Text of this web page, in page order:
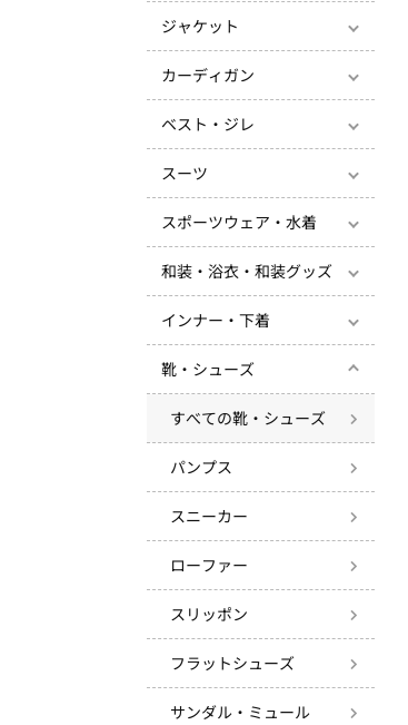
ジャケット
カーディガン
ベスト・ジレ
スーツ
スポーツウェア・水着
和装・浴衣・和装グッズ
インナー・下着
靴・シューズ
すべての靴・シューズ
パンプス
スニーカー
ローファー
スリッポン
フラットシューズ
サンダル・ミュール